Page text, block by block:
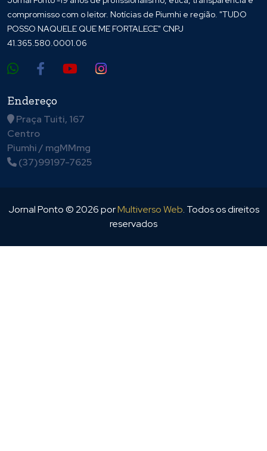
compromisso com o leitor. Notícias de Piumhi e região. "TUDO
POSSO NAQUELE QUE ME FORTALECE" CNPJ
41.365.580.0001.06
Endereço
Praça Tuiti, 167
Centro
Piumhi / mgMMmg
(37)99197-7625
Jornal Ponto ©2026porMultiverso Web. Todos os direitos
reservados